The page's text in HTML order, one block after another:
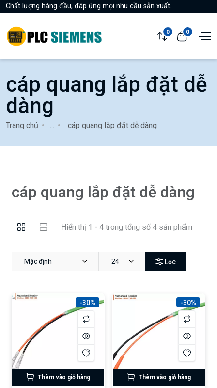
Chất lượng hàng đầu, đáp ứng mọi nhu cầu sản xuất.
0 0
cáp quang lắp đặt dễ
dàng
Trang chủ cáp quang lắp đặt dễ dàng
cáp quang lắp đặt dễ dàng
Hiển thị 1 - 4 trong tổng số 4 sản phẩm
Mặc định 24 Lọc
-30%
Thêm vào giỏ hàng
-30%
Thêm vào giỏ hàng